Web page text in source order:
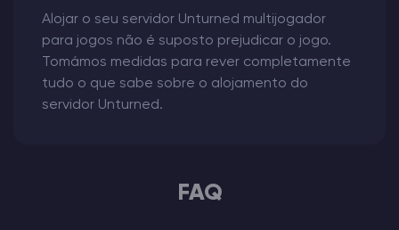
Alojar o seu servidor Unturned multijogador
para jogos não é suposto prejudicar o jogo.
Tomámos medidas para rever completamente
tudo o que sabe sobre o alojamento do
servidor Unturned.
FAQ